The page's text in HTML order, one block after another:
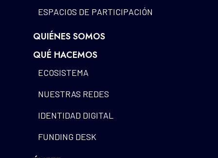
ESPACIOS DE PARTICIPACIÓN
QUIÉNES SOMOS
QUÉ HACEMOS
ECOSISTEMA
NUESTRAS REDES
IDENTIDAD DIGITAL
FUNDING DESK